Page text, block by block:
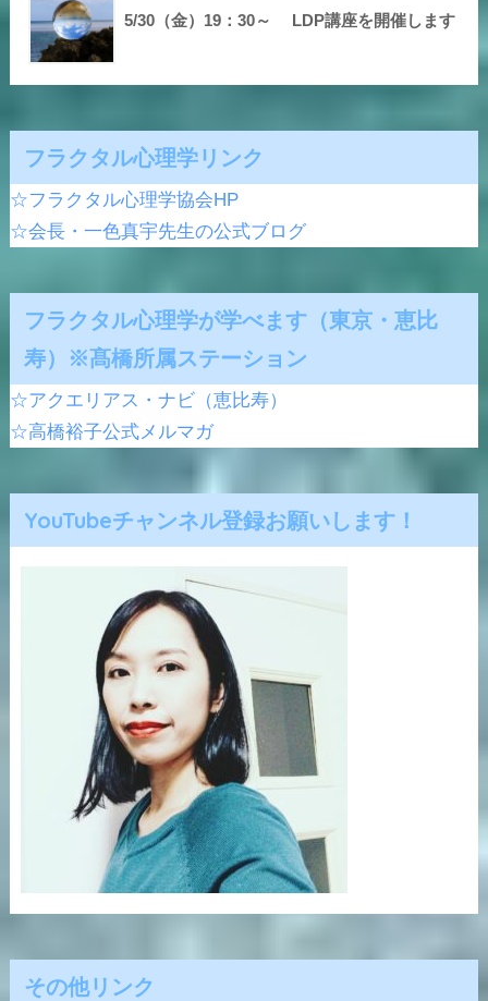
5/30（金）19：30～ LDP講座を開催します
フラクタル心理学リンク
☆フラクタル心理学協会HP
☆会長・一色真宇先生の公式ブログ
フラクタル心理学が学べます（東京・恵比
寿）※髙橋所属ステーション
☆アクエリアス・ナビ（恵比寿）
☆高橋裕子公式メルマガ
YouTubeチャンネル登録お願いします！
その他リンク